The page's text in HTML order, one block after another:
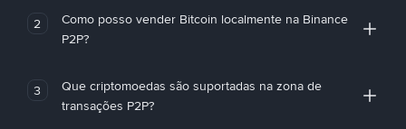
2
Como posso vender Bitcoin localmente na Binance
P2P?
3
Que criptomoedas são suportadas na zona de
transações P2P?